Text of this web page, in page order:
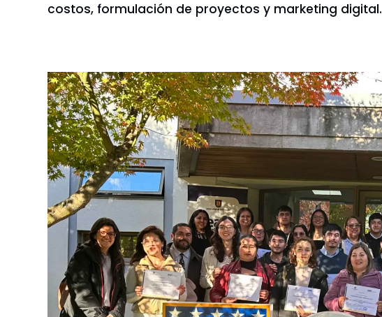
costos, formulación de proyectos y marketing digital.